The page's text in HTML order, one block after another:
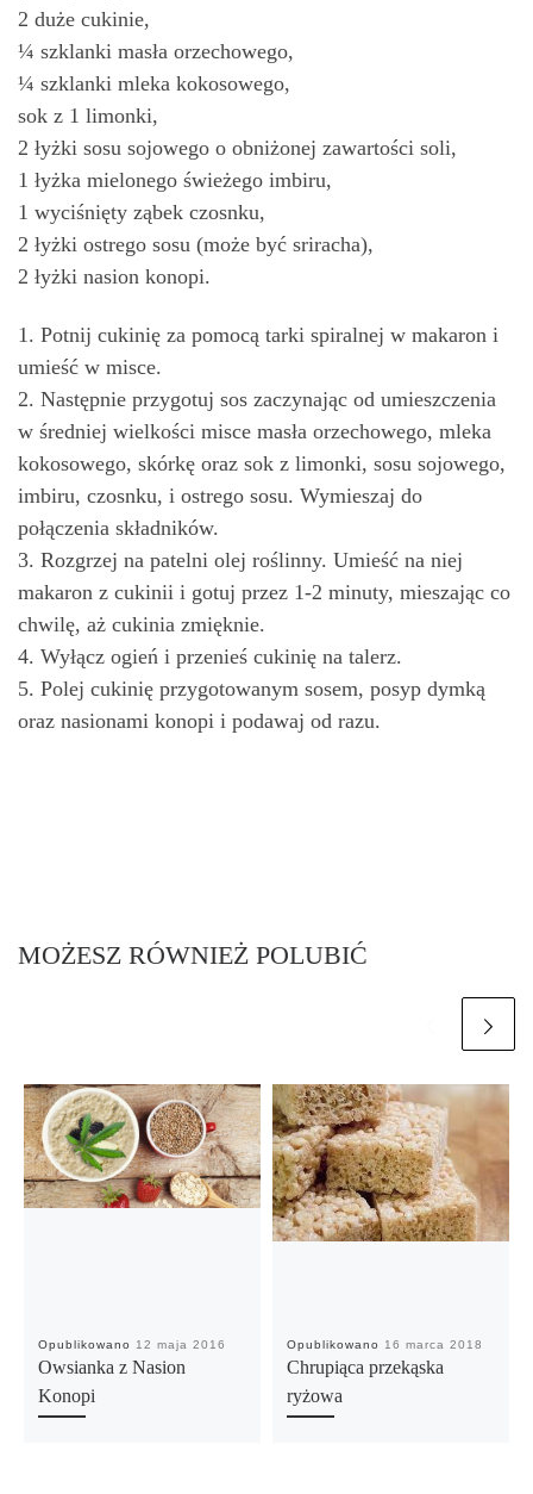
2 duże cukinie,
¼ szklanki masła orzechowego,
¼ szklanki mleka kokosowego,
sok z 1 limonki,
2 łyżki sosu sojowego o obniżonej zawartości soli,
1 łyżka mielonego świeżego imbiru,
1 wyciśnięty ząbek czosnku,
2 łyżki ostrego sosu (może być sriracha),
2 łyżki nasion konopi.
1. Potnij cukinię za pomocą tarki spiralnej w makaron i
umieść w misce.
2. Następnie przygotuj sos zaczynając od umieszczenia
w średniej wielkości misce masła orzechowego, mleka
kokosowego, skórkę oraz sok z limonki, sosu sojowego,
imbiru, czosnku, i ostrego sosu. Wymieszaj do
połączenia składników.
3. Rozgrzej na patelni olej roślinny. Umieść na niej
makaron z cukinii i gotuj przez 1-2 minuty, mieszając co
chwilę, aż cukinia zmięknie.
4. Wyłącz ogień i przenieś cukinię na talerz.
5. Polej cukinię przygotowanym sosem, posyp dymką
oraz nasionami konopi i podawaj od razu.
MOŻESZ RÓWNIEŻ POLUBIĆ
Opublikowano 12 maja 2016
Owsianka z Nasion
Konopi
Opublikowano 16 marca 2018
Chrupiąca przekąska
ryżowa